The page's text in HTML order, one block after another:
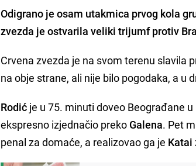
Odigrano je osam utakmica prvog kola
zvezda je ostvarila veliki trijumfprotiv
Crvena zvezda je na svom terenu slavila
na obje strane, ali nije bilo pogodaka, a
Rodić je u 75. minuti doveo Beograđane
ekspresno izjednačio preko Galena. Pet
penal za domaće, a realizovao ga je Katai